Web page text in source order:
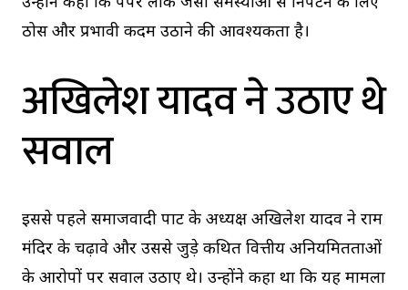
ठोस और प्रभावी कदम उठाने की आवश्यकता है।
अखिलेश यादव ने उठाए थे
सवाल
इससे पहले समाजवादी पार्टी के अध्यक्ष अखिलेश यादव ने राम
मंदिर के चढ़ावे और उससे जुड़े कथित वित्तीय अनियमितताओं
के आरोपों पर सवाल उठाए थे। उन्होंने कहा था कि यह मामला